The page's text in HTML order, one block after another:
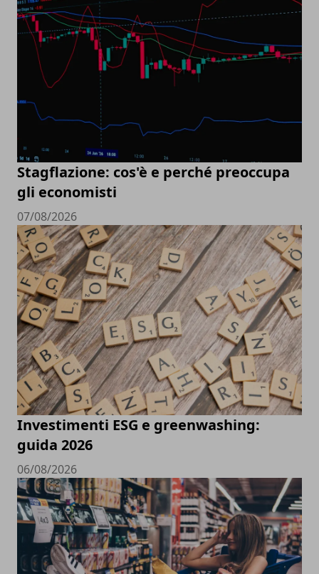
Stagflazione: cos'è e perché preoccupa
gli economisti
07/08/2026
Investimenti ESG e greenwashing:
guida 2026
06/08/2026